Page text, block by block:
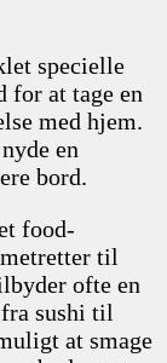
specielle
for at tage en
med hjem.
en
bord.
food-
til
ofte en
sushi til
at smage